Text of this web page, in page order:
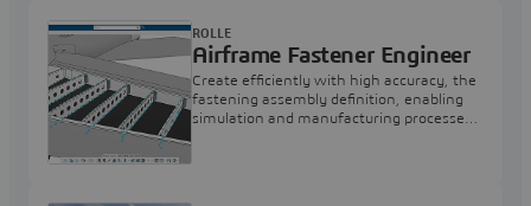
Airframe Fastener Engineer
Create efficiently with high accuracy, the
fastening assembly definition, enabling
simulation and manufacturing processes,
ROLLE